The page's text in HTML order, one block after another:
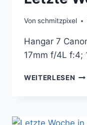
Von schmitzpixel
Hangar 7
17mm f/4L f:4;
WEITERLESEN